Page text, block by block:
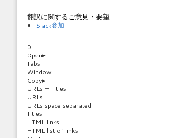
翻訳に関するご意見・要望
Slack参加
0
Open▸
Tabs
Window
Copy▸
URLs + Titles
URLs
URLs space separated
Titles
HTML links
HTML list of links